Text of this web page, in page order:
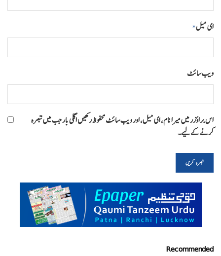
ای میل*
ویب‌ سائٹ
اس براؤزر میں میرا نام، ای میل، اور ویب سائٹ محفوظ رکھیں اگلی بار جب میں تبصرہ
کرنے کےلیے۔
Recommended